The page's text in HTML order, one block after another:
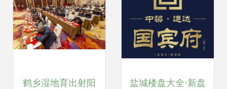
鹤乡湿地育出射阳 盐城楼盘大全·新盘